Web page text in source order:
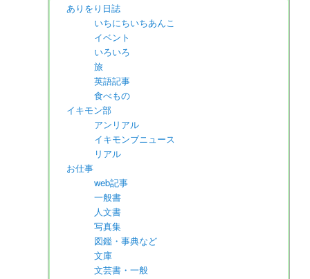
ありをり日誌
いちにちいちあんこ
イベント
いろいろ
旅
英語記事
食べもの
イキモン部
アンリアル
イキモンブニュース
リアル
お仕事
web記事
一般書
人文書
写真集
図鑑・事典など
文庫
文芸書・一般